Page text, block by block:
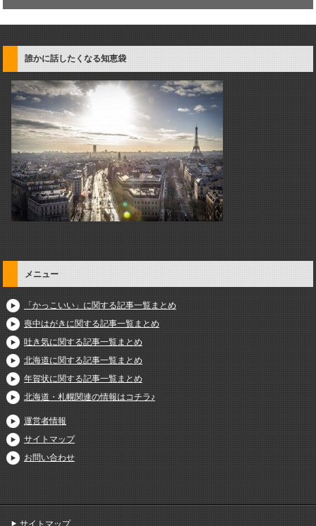
誰かに話したくなる知恵袋
メニュー
「かっこいい」に関する記事一覧まとめ
喪中はがきに関する記事一覧まとめ
吐き気に関する記事一覧まとめ
北海道に関する記事一覧まとめ
年賀状に関する記事一覧まとめ
北海道・札幌関連の情報はコチラ♪
運営者情報
サイトマップ
お問い合わせ
サイトマップ